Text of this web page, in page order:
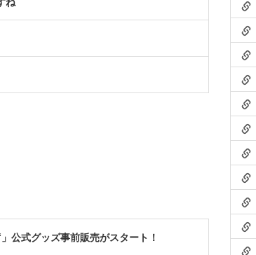
公式グッズ事前販売がスタート！